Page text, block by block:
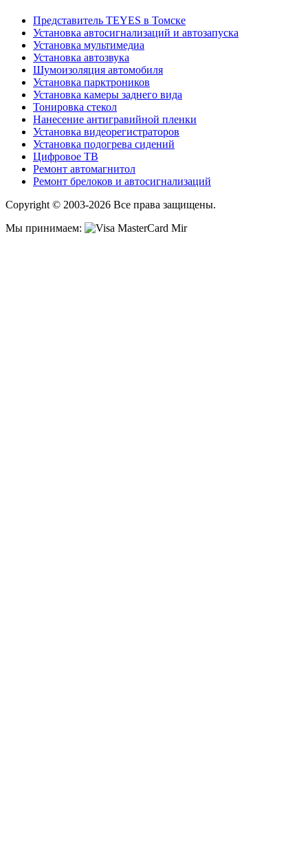
Представитель TEYES в Томске
Установка автосигнализаций и автозапуска
Установка мультимедиа
Установка автозвука
Шумоизоляция автомобиля
Установка парктроников
Установка камеры заднего вида
Тонировка стекол
Нанесение антигравийной пленки
Установка видеорегистраторов
Установка подогрева сидений
Цифровое ТВ
Ремонт автомагнитол
Ремонт брелоков и автосигнализаций
Copyright © 2003-2026 Все права защищены.
Мы принимаем: